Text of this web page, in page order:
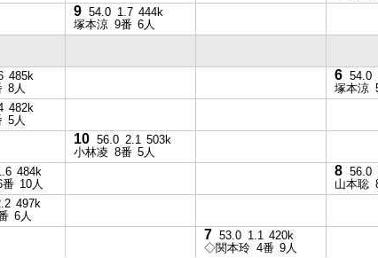
9 54.0 1.7 444k
塚本涼 9番 6人
485k
8人
6 54.0
塚本涼
482k
5人
10 56.0 2.1 503k
小林凌 8番 5人
484k
番 10人
8 56.0
山本聡
497k
6人
7 53.0 1.1 420k
◇関本玲 4番 9人